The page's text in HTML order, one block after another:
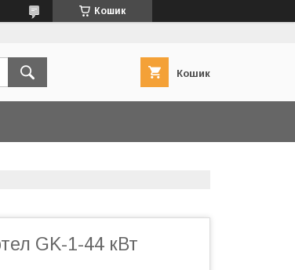
Кошик
Кошик
GK-1-44 кВт